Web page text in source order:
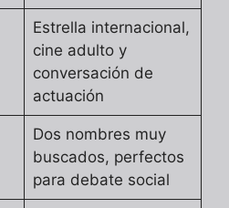
Estrella internacional,
cine adulto y
conversación de
actuación
Dos nombres muy
buscados, perfectos
para debate social